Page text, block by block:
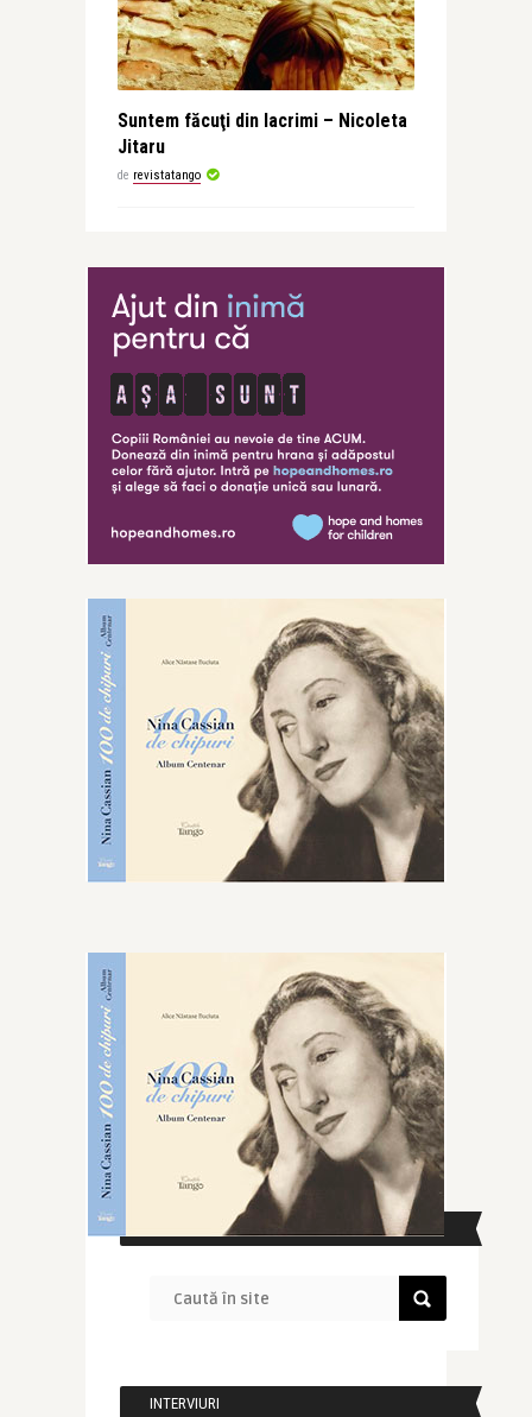
Suntem făcuţi din lacrimi – Nicoleta
Jitaru
de revistatango
CAUTĂ ÎN SITE
INTERVIURI